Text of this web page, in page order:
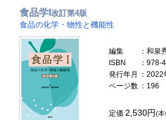
食品学I改訂第4版
食品の化学・物性と機能性
編集
：和泉
ISBN
：978-
発行年月
：2022
ページ数 ：196
定価2,530円(本